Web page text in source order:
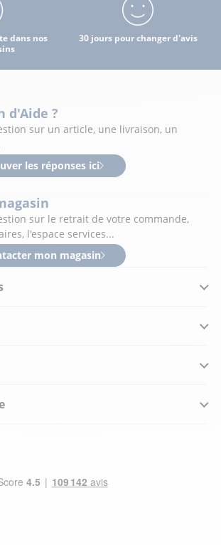
dans nos
30 jours pour changer d'avis
d'Aide ?
sur un article, une livraison, un
les réponses ici
sur le retrait de votre commande,
l'espace services...
mon magasin